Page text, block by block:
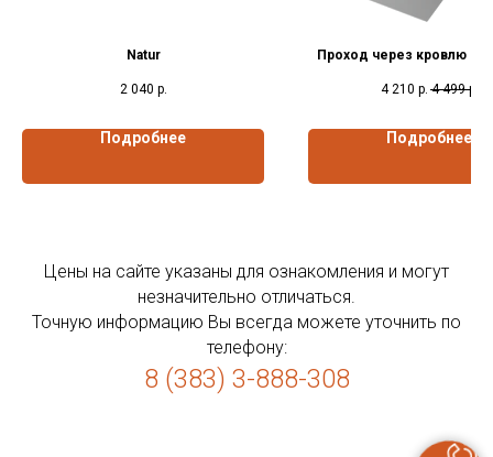
Natur
2 040 р.
Подробнее
Проход через кровлю с
4 210 р. 4 499 р.
Подробнее
Цены на сайте указаны для ознакомления и могут
незначительно отличаться.
Точную информацию Вы всегда можете уточнить по
телефону:
8 (383) 3-888-308